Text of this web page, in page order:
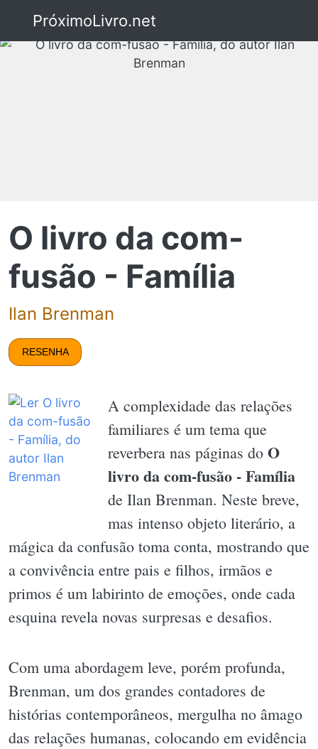
PróximoLivro.net
O livro da com-
fusão - Família
Ilan Brenman
RESENHA
A complexidade das relações
familiares é um tema que
reverbera nas páginas do O
livro da com-fusão - Família
de Ilan Brenman. Neste breve,
mas intenso objeto literário, a
mágica da confusão toma conta, mostrando que
a convivência entre pais e filhos, irmãos e
primos é um labirinto de emoções, onde cada
esquina revela novas surpresas e desafios.
Com uma abordagem leve, porém profunda,
Brenman, um dos grandes contadores de
histórias contemporâneos, mergulha no âmago
das relações humanas, colocando em evidência